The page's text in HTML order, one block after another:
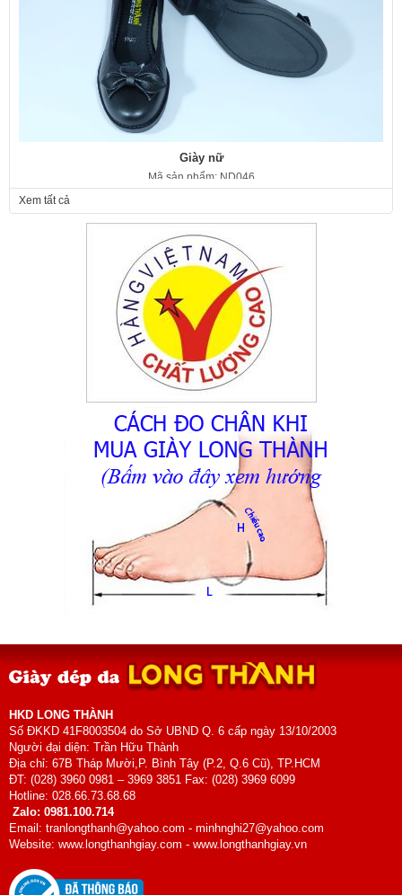
Giày nữ
Mã sản phẩm: ND046
Xem tất cả
HKD LONG THÀNH
Số ĐKKD 41F8003504 do Sở UBND Q. 6 cấp ngày 13/10/2003
Người đại diện: Trần Hữu Thành
Địa chỉ: 67B Tháp Mười,P. Bình Tây (P.2, Q.6 Cũ), TP.HCM
ĐT: (028) 3960 0981 – 3969 3851 Fax: (028) 3969 6099
Hotline: 028.66.73.68.68
Zalo: 0981.100.714
Email: tranlongthanh@yahoo.com - minhnghi27@yahoo.com
Website: www.longthanhgiay.com - www.longthanhgiay.vn